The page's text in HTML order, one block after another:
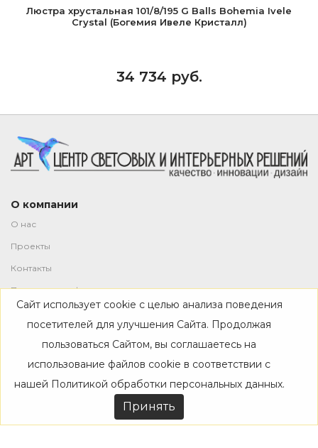
Люстра хрустальная 101/8/195 G Balls Bohemia Ivele
Crystal (Богемия Ивеле Кристалл)
34 734 руб.
О компании
О нас
Проекты
Контакты
Политика конфиденциальности
Магазин
Каталог
Дизайнерам
Акции
Сайт использует cookie с целью анализа поведения
посетителей для улучшения Сайта. Продолжая
пользоваться Сайтом, вы соглашаетесь на
использование файлов cookie в соответствии с
нашей Политикой обработки персональных данных.
Принять